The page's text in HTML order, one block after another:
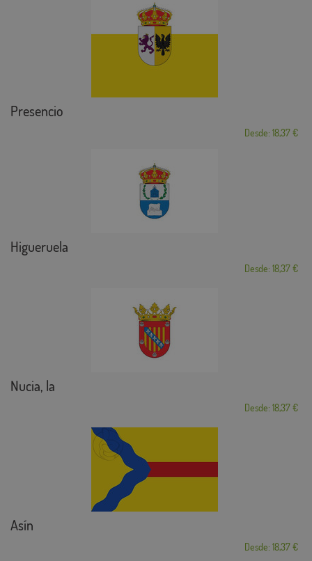
Presencio
Desde: 18,37 €
Higueruela
Desde: 18,37 €
Nucia, la
Desde: 18,37 €
Asín
Desde: 18,37 €